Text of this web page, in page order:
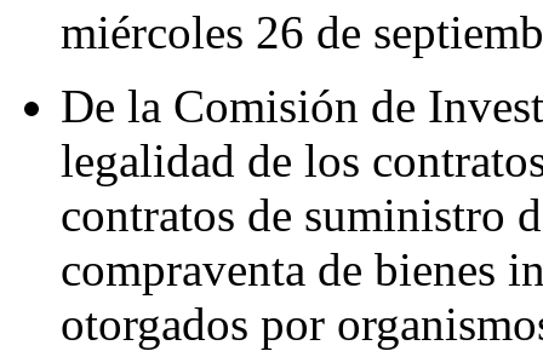
miércoles 26 de
De la Comisión de
legalidad de los
contratos de suministro
compraventa de bienes
otorgados por